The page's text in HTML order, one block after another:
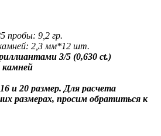
пробы: 9,2 гр.
2,3 мм*12 шт.
3/5 (0,630 ct.)
камней
и 20 размер. Для расчета
размерах, просим обратиться к